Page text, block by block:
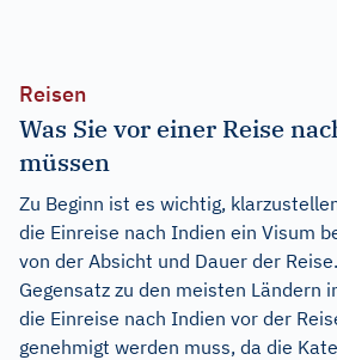
Reisen
Was Sie vor einer Reise
müssen
Zu Beginn ist es wichtig,
die Einreise nach Indien ein Visum
von der Absicht und Dauer der
Gegensatz zu den meisten Ländern
die Einreise nach Indien vor der
genehmigt werden muss, da die